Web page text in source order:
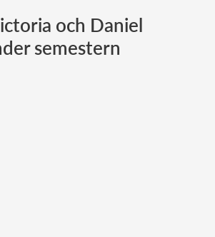
Norska kungahuset
Danska kungahuset
och Daniel
semestern